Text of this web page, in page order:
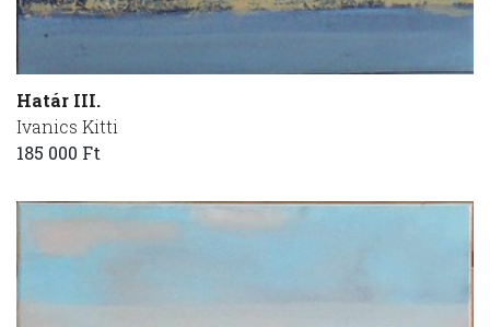
Határ III.
Ivanics Kitti
185 000 Ft